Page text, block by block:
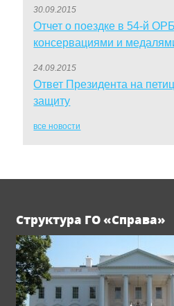
30.09.2015
Отчет о поездке в 54-й
консервациями и
24.09.2015
Ответ Президента на
защиту
все новости
Структура ГО «Справа»